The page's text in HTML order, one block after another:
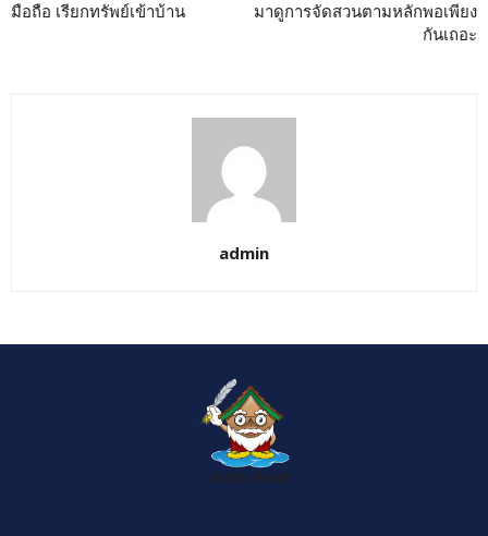
มือถือ เรียกทรัพย์เข้าบ้าน
มาดูการจัดสวนตามหลักพอเพียง
กันเถอะ
admin